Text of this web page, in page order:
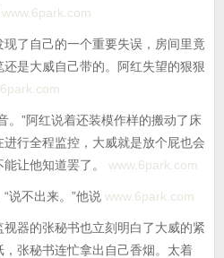
www.6park.com
了自己的一个重要失误，房间里竟
是大威自己带的。阿红失望的狠狠
。”阿红说着还装模作样的搬动了床
行全程监控，大威就是放个屁也会
让他知道罢了。
www.6park.com
说不出来。”他说 www.6park.com
器的张秘书也立刻明白了大威的紧
张秘书连忙拿出自己香烟。太着